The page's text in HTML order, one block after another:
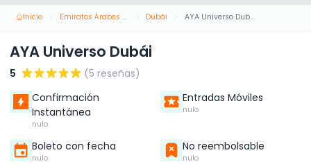
Inicio Emiratos Árabes Unidos Dubái AYA Universo Dubái
AYA Universo Dubái
5
(5 reseñas)
Confirmación
Instantánea
nulo
Entradas Móviles
nulo
Boleto con fecha
nulo
No reembolsable
nulo